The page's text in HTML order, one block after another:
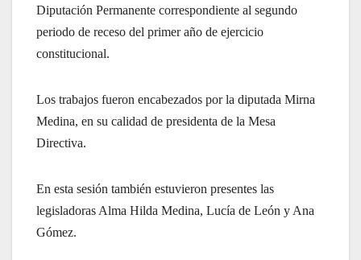
Diputación Permanente correspondiente al segundo
periodo de receso del primer año de ejercicio
constitucional.
Los trabajos fueron encabezados por la diputada Mirna
Medina, en su calidad de presidenta de la Mesa
Directiva.
En esta sesión también estuvieron presentes las
legisladoras Alma Hilda Medina, Lucía de León y Ana
Gómez.